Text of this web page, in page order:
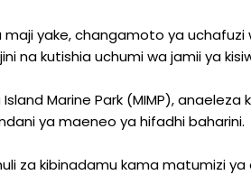
yake, changamoto ya uchafuzi
na kutishia uchumi wa jamii ya
Marine Park (MIMP),
ya maeneo ya hifadhi baharini.
za kibinadamu kama matumizi